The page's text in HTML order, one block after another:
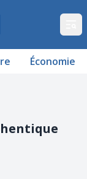
Économie